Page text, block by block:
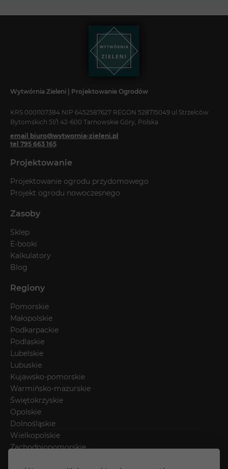
Wytwórnia Zieleni | Projektowanie Ogrodów
KRS 0001107384 NIP 6452587627 REGON 528715049 ul Strzelców
Bytomskich 51/1 42-600 Tarnowskie Góry, Polska
email biuro@wytwornia-zieleni.pl
tel 795 663 165
Projektowanie
Projektowanie ogrodu przydomowego
Projekt ogrodu nowoczesnego
Zasoby
Sklep
E-booki
Kalkulatory
Blog
Regiony
Pomorskie
Małopolskie
Podkarpackie
Podlaskie
Lubelskie
Lubuskie
Kujawsko-pomorskie
Warmińsko-mazurskie
Świętokrzyskie
Opolskie
Dolnośląskie
Wielkopolskie
Zachodniopomorskie